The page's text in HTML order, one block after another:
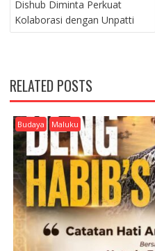
T
N
I
G
A
T
O
N
Dishub Diminta Perkuat
Kolaborasi dengan Unpatti
RELATED POSTS
Budaya Maluku